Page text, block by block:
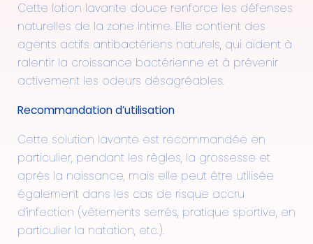
Cette lotion lavante douce renforce les défenses
naturelles de la zone intime. Elle contient des
agents actifs antibactériens naturels, qui aident à
ralentir la croissance bactérienne et à prévenir
activement les odeurs désagréables.
Recommandation d’utilisation
Cette solution lavante est recommandée en
particulier, pendant les règles, la grossesse et
après la naissance, mais elle peut être utilisée
également dans les cas de risque accru
d’infection (vêtements serrés, pratique sportive, en
particulier la natation, etc.).